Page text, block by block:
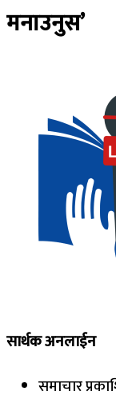
मनाउनुस’
सार्थक अनलाईन
समाचार